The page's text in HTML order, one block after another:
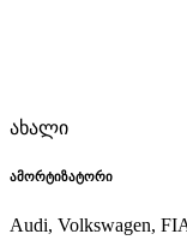
ახალი
ამორტიზატორი
Audi, Volkswagen,